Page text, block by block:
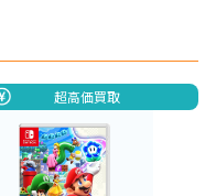
超高価買取